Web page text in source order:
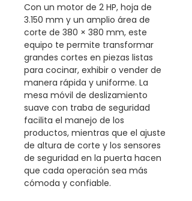
Con un motor de 2 HP, hoja de
3.150 mm y un amplio área de
corte de 380 × 380 mm, este
equipo te permite transformar
grandes cortes en piezas listas
para cocinar, exhibir o vender de
manera rápida y uniforme. La
mesa móvil de deslizamiento
suave con traba de seguridad
facilita el manejo de los
productos, mientras que el ajuste
de altura de corte y los sensores
de seguridad en la puerta hacen
que cada operación sea más
cómoda y confiable.